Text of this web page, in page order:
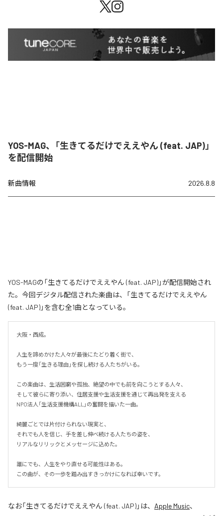
YOS-MAG、「生きてるだけでええやん (feat. JAP)」
を配信開始
新曲情報 2026.8.8
YOS-MAGの「生きてるだけでええやん (feat. JAP)」が配信開始され
た。今回デジタル配信された楽曲は、「生きてるだけでええやん
(feat. JAP)」を含む全1曲となっている。
大阪・西成。
人生を諦めかけた人々が最後にたどり着く街で、
もう一度「生きる理由」を探し続ける人たちがいる。
この楽曲は、生活困窮や孤独、絶望の中でも前を向こうとする人々、
そして彼らに寄り添い、住居支援や生活支援を通じて再出発を支える
NPO法人「生活支援機構ALL」の奮闘を描いた一曲。
綺麗ごとでは片付けられない現実と、
それでも人を信じ、手を差し伸べ続ける人たちの姿を、
リアルなリリックとメッセージに込めた。
誰にでも、人生をやり直せる可能性はある。
この曲が、その一歩を踏み出すきっかけになれば幸いです。
なお「生きてるだけでええやん (feat. JAP)」は、 Apple Music、